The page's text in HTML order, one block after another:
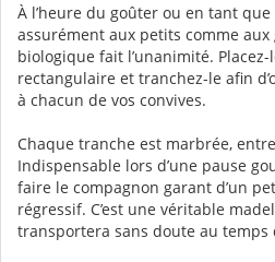
À l’heure du goûter ou en tant
assurément aux petits comme
biologique fait l’unanimité.
rectangulaire et tranchez-le afin
à chacun de vos convives.
Chaque tranche est marbrée,
Indispensable lors d’une pause
faire le compagnon garant d’un
régressif. C’est une véritable
transportera sans doute au temps